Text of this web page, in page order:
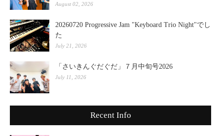
August 02, 2026
20260720 Progressive Jam "Keyboard Trio Night"でし
た
July 21, 2026
「さいきんぐだぐだ」７月中旬号2026
July 11, 2026
Recent Info